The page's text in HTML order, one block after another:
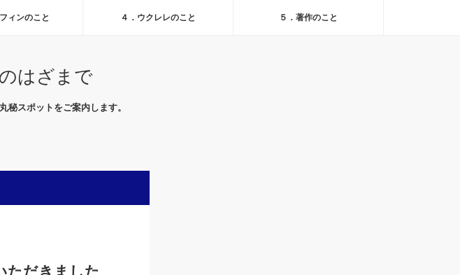
ィンのこと ４．ウクレレのこと ５．著作のこと
はざまで
秘スポットをご案内します。
ただきました